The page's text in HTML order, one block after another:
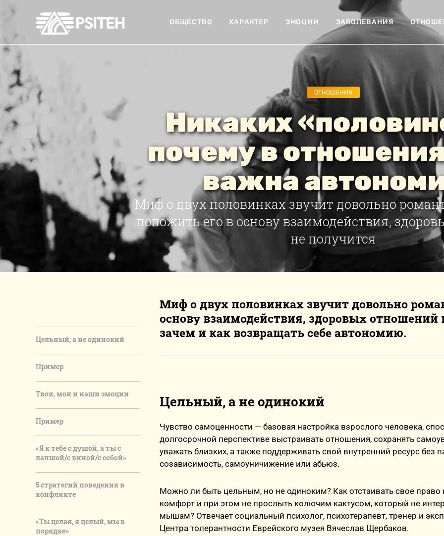
ОБЩЕСТВО ХАРАКТЕР ЭМОЦИИ ЗАБОЛЕВАНИЯ
ОТНОШЕНИЯ
Никаких
почему в
важна
Миф о двух половинках звучит довольно
положить его в основу взаимодействия,
не получится
Цельный, а не одинокий
Пример
Твои, мои и наши эмоции
Пример
«Я к тебе с душой, а ты с
лапшой/с виной/с собой»
5 стратегий поведения в
конфликте
«Ты целая, я целый, мы в
порядке»
Миф о двух половинках звучит довольно
основу взаимодействия, здоровых отношений
зачем и как возвращать себе автономию.
Цельный, а не одинокий
Чувство самоценности — базовая настройка взрослого человека,
долгосрочной перспективе выстраивать отношения, сохранять
уважать близких, а также поддерживать свой внутренний ресурс без
созависимость, самоуничижение или абьюз.
Можно ли быть цельным, но не одиноким? Как отстаивать свое право
комфорт и при этом не прослыть колючим кактусом, который не
мышам? Отвечает социальный психолог, психотерапевт, тренер и
Центра толерантности Еврейского музея Вячеслав Щербаков.